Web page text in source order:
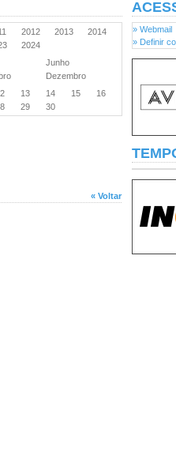
2012 2013
2014
2024
Junho
Dezembro
13 14 15
16
29 30
« Voltar
» Webmail
» Definir